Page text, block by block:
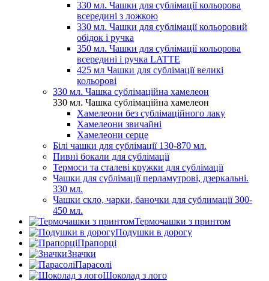
330 мл. Чашки для сублімації кольорова
всередині з ложкою
330 мл. Чашки для сублімації кольоровий
обідок і ручка
350 мл. Чашки для сублімації кольорова
всередині і ручка LATTE
425 мл Чашки для сублімації великі
кольорові
330 мл. Чашка сублімаційна хамелеон
330 мл. Чашка сублімаційна хамелеон
Хамелеони без сублімаційного лаку
Хамелеони звичайні
Хамелеони серце
Білі чашки для сублімації 130-870 мл.
Пивні бокали для сублімації
Термоси та сталеві кружки для сублімації
Чашки для сублімації перламутрові, дзеркальні.
330 мл.
Чашки скло, чарки, баночки для сублимації 300-
450 мл.
Термочашки з принтом
Подушки в дорогу
Прапорці
Значки
Парасолі
Шоколад з лого